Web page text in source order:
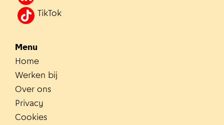
TikTok
Menu
Home
Werken bij
Over ons
Privacy
Cookies